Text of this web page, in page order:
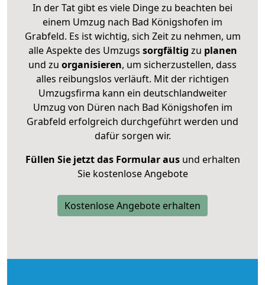
In der Tat gibt es viele Dinge zu beachten bei
einem Umzug nach Bad Königshofen im
Grabfeld. Es ist wichtig, sich Zeit zu nehmen, um
alle Aspekte des Umzugs sorgfältig zu planen
und zu organisieren, um sicherzustellen, dass
alles reibungslos verläuft. Mit der richtigen
Umzugsfirma kann ein deutschlandweiter
Umzug von Düren nach Bad Königshofen im
Grabfeld erfolgreich durchgeführt werden und
dafür sorgen wir.
Füllen Sie jetzt das Formular ausund erhalten
Sie kostenlose Angebote
Kostenlose Angebote erhalten